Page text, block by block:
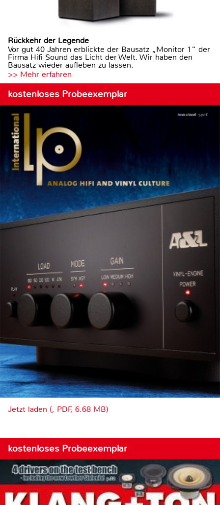
Rückkehr der Legende
Vor gut 40 Jahren erblickte der Bausatz „Monitor 1“ der
Firma Hifi Sound das Licht der Welt. Wir haben den
Bausatz wieder aufleben zu lassen.
>> Mehr erfahren
kostenloses Probeexemplar
Jetzt laden (, PDF, 6.68 MB)
kostenloses Probeexemplar